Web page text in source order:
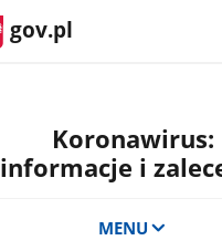
gov.pl
Koronawirus:
informacje i
MENU